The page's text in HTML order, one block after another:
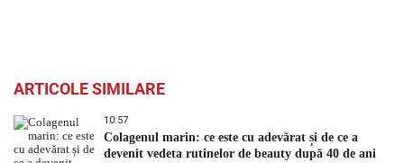
ARTICOLE SIMILARE
10:57
Colagenul marin: ce este cu adevărat și de ce a
devenit vedeta rutinelor de beauty după 40 de ani